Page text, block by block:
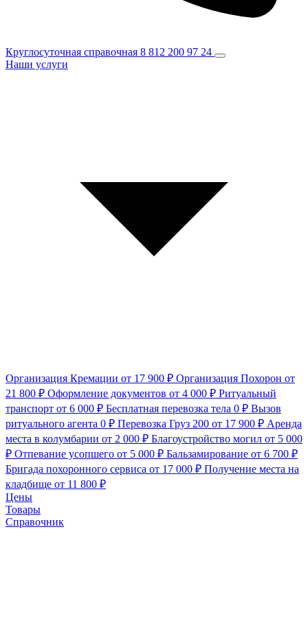
Круглосуточная справочная 8 812 200 97 24
Наши услуги
Организация Кремации от 17 900 ₽ Организация Похорон от
21 800 ₽ Оформление документов от 4 000 ₽ Ритуальный
транспорт от 6 000 ₽ Бесплатная перевозка тела 0 ₽ Вызов
ритуального агента 0 ₽ Перевозка Груз 200 от 17 900 ₽ Аренда
места в колумбарии от 2 000 ₽ Благоустройство могил от 5 000
₽ Отпевание усопшего от 5 000 ₽ Бальзамирование от 6 700 ₽
Бригада похоронного сервиса от 17 000 ₽ Получение места на
кладбище от 11 800 ₽
Цены
Товары
Справочник